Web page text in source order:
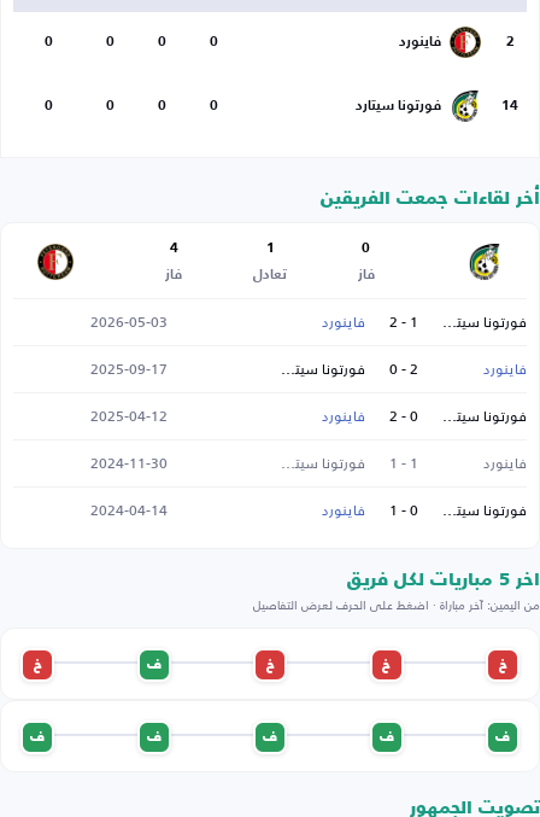
2 فاينورد 0
0
0
0
14 فورتونا سيتارد 0
0
0
0
أخر لقاءات جمعت الفريقين
0
فاز
1
تعادل
4
فاز
فورتونا سيتارد 1 - 2 فاينورد
2026-05-03
فاينورد
2 - 0 فورتونا سيتارد
2025-09-17
فورتونا سيتارد
0 - 2 فاينورد
2025-04-12
فاينورد
1 - 1 فورتونا سيتارد
2024-11-30
فورتونا سيتارد
0 - 1 فاينورد 2024-04-14
اخر 5 مباريات لكل فريق
من اليمين: آخر مباراة · اضغط على الحرف لعرض التفاصيل
خ خ خ ف خ
ف ف ف ف ف
تصويت الجمهور